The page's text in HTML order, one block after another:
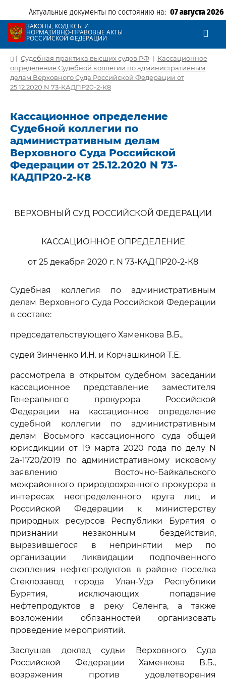
Актуальные документы по состоянию на: 07 августа 2026
ЗАКОНЫ, КОДЕКСЫ И
НОРМАТИВНО-ПРАВОВЫЕ АКТЫ
РОССИЙСКОЙ ФЕДЕРАЦИИ
| Судебная практика высших судов РФ | Кассационное
определение Судебной коллегии по административным
делам Верховного Суда Российской Федерации от
25.12.2020 N 73-КАДПР20-2-К8
Кассационное определение
Судебной коллегии по
административным делам
Верховного Суда Российской
Федерации от 25.12.2020 N 73-
КАДПР20-2-К8
ВЕРХОВНЫЙ СУД РОССИЙСКОЙ ФЕДЕРАЦИИ
КАССАЦИОННОЕ ОПРЕДЕЛЕНИЕ
от 25 декабря 2020 г. N 73-КАДПР20-2-К8
Судебная коллегия по административным
делам Верховного Суда Российской Федерации
в составе:
председательствующего Хаменкова В.Б.,
судей Зинченко И.Н. и Корчашкиной Т.Е.
рассмотрела в открытом судебном заседании
кассационное представление заместителя
Генерального прокурора Российской
Федерации на кассационное определение
судебной коллегии по административным
делам Восьмого кассационного суда общей
юрисдикции от 19 марта 2020 года по делу N
2а-1720/2019 по административному исковому
заявлению Восточно-Байкальского
межрайонного природоохранного прокурора в
интересах неопределенного круга лиц и
Российской Федерации к министерству
природных ресурсов Республики Бурятия о
признании незаконным бездействия,
выразившегося в непринятии мер по
организации ликвидации подпочвенного
скопления нефтепродуктов в районе поселка
Стеклозавод города Улан-Удэ Республики
Бурятия, исключающих попадание
нефтепродуктов в реку Селенга, а также
возложении обязанностей организовать
проведение мероприятий.
Заслушав доклад судьи Верховного Суда
Российской Федерации Хаменкова В.Б.,
возражения против удовлетворения